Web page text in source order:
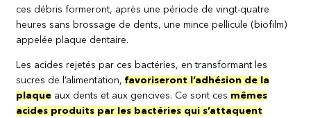
ces débris formeront, après une période de vingt-quatre
heures sans brossage de dents, une mince pellicule (biofilm)
appelée plaque dentaire.
Les acides rejetés par ces bactéries, en transformant les
sucres de l’alimentation,favoriseront l’adhésion de la
plaque aux dents et aux gencives. Ce sont ces mêmes
acides produits par les bactéries qui s’attaquent